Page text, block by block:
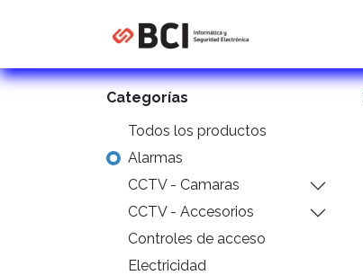
Categorías
Todos los productos
Alarmas
CCTV - Camaras
CCTV - Accesorios
Controles de acceso
Electricidad